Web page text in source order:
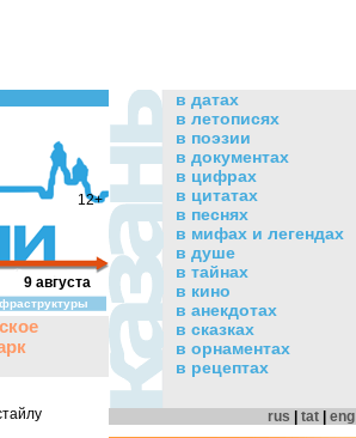
12+
9 августа
в датах
в летописях
в поэзии
в документах
в цифрах
в цитатах
в песнях
в мифах и легендах
в душе
в тайнах
в кино
в анекдотах
в сказках
в орнаментах
в рецептах
rus tat eng